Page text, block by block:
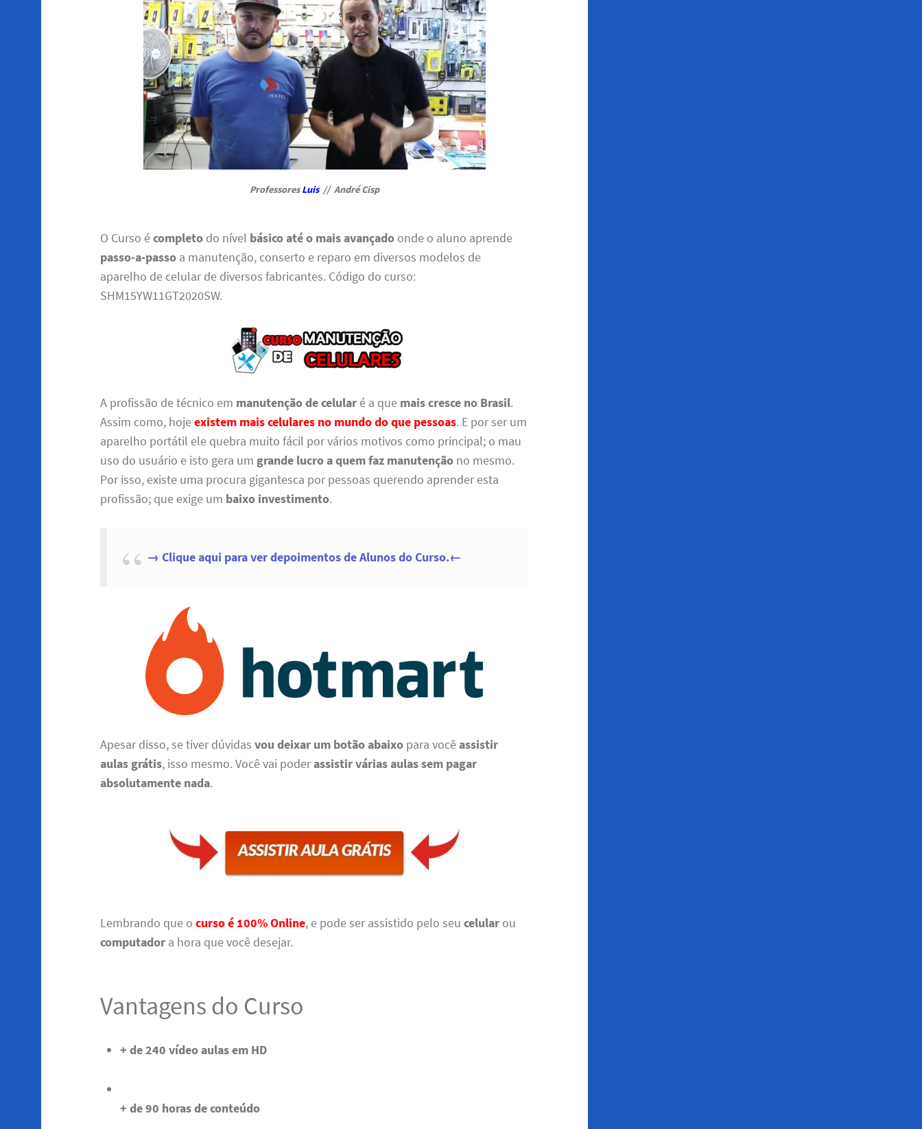
ProfessoresLuis// André Cisp
O Curso écompleto do nível básico até o mais avançado onde o aluno aprende
passo-a-passo a manutenção, conserto e reparo em diversos modelos de
aparelho de celular de diversos fabricantes. Código do curso:
SHM15YW11GT2020SW.
A profissão de técnico em manutenção de celular é a que mais cresce no Brasil.
Assim como, hojeexistem mais celulares no mundo do que pessoas. E por ser um
aparelho portátil ele quebra muito fácil por vários motivos como principal; o mau
uso do usuário e isto gera um grande lucro a quem faz manutenção no mesmo.
Por isso, existe uma procura gigantesca por pessoas querendo aprender esta
profissão; que exige um baixo investimento.
→ Clique aqui para ver depoimentos de Alunos do Curso.←
Apesar disso, se tiver dúvidasvou deixar um botão abaixo para vocêassistir
aulas grátis, isso mesmo. Você vai poderassistir várias aulas sem pagar
absolutamente nada.
Lembrando que ocurso é 100% Online, e pode ser assistido pelo seucelular ou
computador a hora que você desejar.
Vantagens do Curso
+ de 240 vídeo aulas em HD
+ de 90 horas de conteúdo